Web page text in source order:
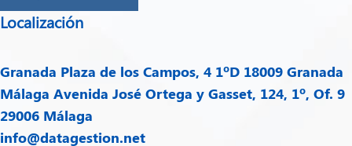
Localización
Granada Plaza de los Campos, 4 1ºD 18009 Granada
Málaga Avenida José Ortega y Gasset, 124, 1º, Of. 9
29006 Málaga
info@datagestion.net